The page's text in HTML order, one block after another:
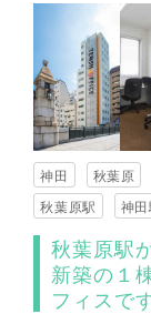
神田 秋葉原
秋葉原駅
神田
秋葉原駅
新築の１
フィスで